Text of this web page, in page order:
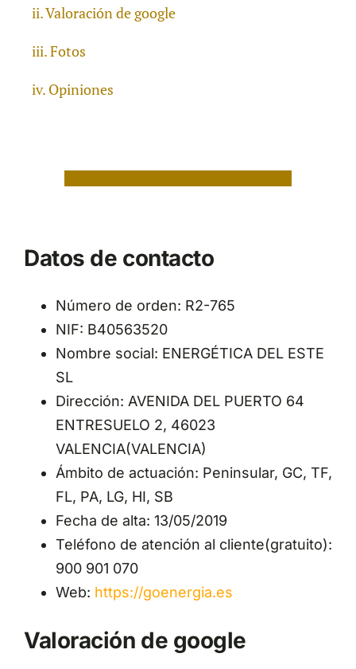
Valoración de google
Fotos
Opiniones
Datos de contacto
Número de orden: R2-765
NIF: B40563520
Nombre social: ENERGÉTICA DEL ESTE
SL
Dirección: AVENIDA DEL PUERTO 64
ENTRESUELO 2, 46023
VALENCIA(VALENCIA)
Ámbito de actuación: Peninsular, GC, TF,
FL, PA, LG, HI, SB
Fecha de alta: 13/05/2019
Teléfono de atención al cliente(gratuito):
900 901 070
Web: https://goenergia.es
Valoración de google